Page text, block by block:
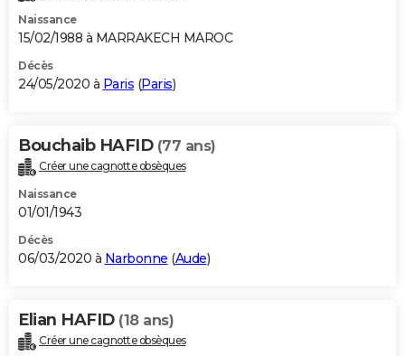
Naissance
15/02/1988 à MARRAKECH MAROC
Décès
24/05/2020 à Paris (Paris)
Bouchaib HAFID (77 ans)
Créer une cagnotte obsèques
Naissance
01/01/1943
Décès
06/03/2020 à Narbonne (Aude)
Elian HAFID (18 ans)
Créer une cagnotte obsèques